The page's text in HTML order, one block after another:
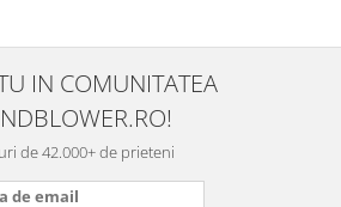
este sigură, fără scurgeri. O
folosesc aproape zilnic la
serviciu și sunt foarte
mulțumită.
IN COMUNITATEA
de 42.000+ de prieteni